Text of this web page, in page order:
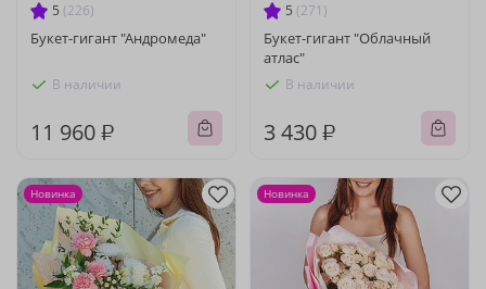
5 (226)
Букет-гигант "Андромеда"
В наличии
11 960 ₽
5 (271)
Букет-гигант "Облачный
атлас"
В наличии
3 430 ₽
Новинка Новинка